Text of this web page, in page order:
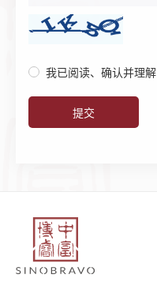
我已阅读、确认并理解
提交